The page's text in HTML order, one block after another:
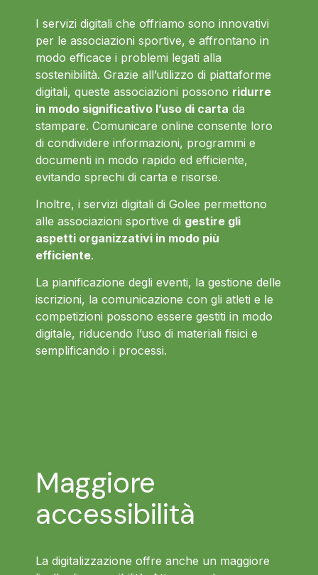
I servizi digitali che offriamo sono innovativi
per le associazioni sportive, e affrontano in
modo efficace i problemi legati alla
sostenibilità. Grazie all’utilizzo di piattaforme
digitali, queste associazioni possono ridurre
in modo significativo l’uso di carta da
stampare. Comunicare online consente loro
di condividere informazioni, programmi e
documenti in modo rapido ed efficiente,
evitando sprechi di carta e risorse.
Inoltre, i servizi digitali di Golee permettono
alle associazioni sportive di gestire gli
aspetti organizzativi in modo più
efficiente.
La pianificazione degli eventi, la gestione delle
iscrizioni, la comunicazione con gli atleti e le
competizioni possono essere gestiti in modo
digitale, riducendo l’uso di materiali fisici e
semplificando i processi.
Maggiore
accessibilità
La digitalizzazione offre anche un maggiore